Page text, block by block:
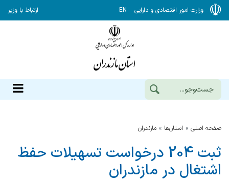
وزارت امور اقتصادی و دارایی EN ارتباط با وزیر
صفحه اصلی استان‌ها مازندران
ثبت 204 درخواست تسهیلات حفظ
اشتغال در مازندران